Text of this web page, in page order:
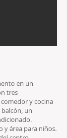
en un
tres
y cocina
un
y área para niños.